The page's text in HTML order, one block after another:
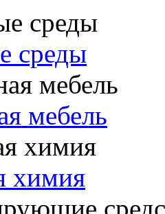
среды
мебель
химия